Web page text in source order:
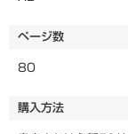
ページ数
80
購入方法